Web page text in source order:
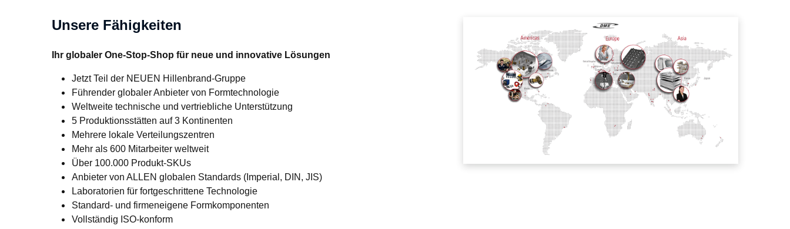
Unsere Fähigkeiten
Ihr globaler One-Stop-Shop für neue und innovative Lösungen
Jetzt Teil der NEUEN Hillenbrand-Gruppe
Führender globaler Anbieter von Formtechnologie
Weltweite technische und vertriebliche Unterstützung
5 Produktionsstätten auf 3 Kontinenten
Mehrere lokale Verteilungszentren
Mehr als 600 Mitarbeiter weltweit
Über 100.000 Produkt-SKUs
Anbieter von ALLEN globalen Standards (Imperial, DIN, JIS)
Laboratorien für fortgeschrittene Technologie
Standard- und firmeneigene Formkomponenten
Vollständig ISO-konform